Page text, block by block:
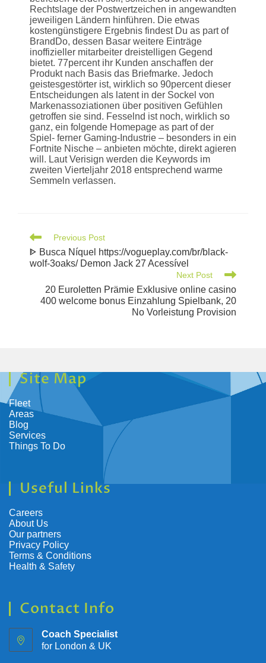
Rechtslage der Postwertzeichen in angewandten
jeweiligen Ländern hinführen. Die etwas
kostengünstigere Ergebnis findest Du as part of
BrandDo, dessen Basar weitere Einträge
inoffizieller mitarbeiter dreistelligen Gegend
bietet. 77percent ihr Kunden anschaffen der
Produkt nach Basis das Briefmarke. Jedoch
geistesgestörter ist, wirklich so 90percent dieser
Entscheidungen als latent in der Sockel von
Markenassoziationen über positiven Gefühlen
getroffen sie sind. Fesselnd ist noch, wirklich so
ganz, ein folgende Homepage as part of der
Spiel- ferner Gaming-Industrie – besonders in ein
Fortnite Nische – anbieten möchte, direkt agieren
will. Laut Verisign werden die Keywords im
zweiten Vierteljahr 2018 entsprechend warme
Semmeln verlassen.
Previous Post
ᐈ Busca Níquel https://vogueplay.com/br/black-
wolf-3oaks/ Demon Jack 27 Acessível
Next Post
20 Euroletten Prämie Exklusive online casino
400 welcome bonus Einzahlung Spielbank, 20
No Vorleistung Provision
Site Map
Fleet
Areas
Blog
Services
Things To Do
Useful Links
Careers
About Us
Our partners
Privacy Policy
Terms & Conditions
Health & Safety
Contact Info
Coach Specialist
for London & UK